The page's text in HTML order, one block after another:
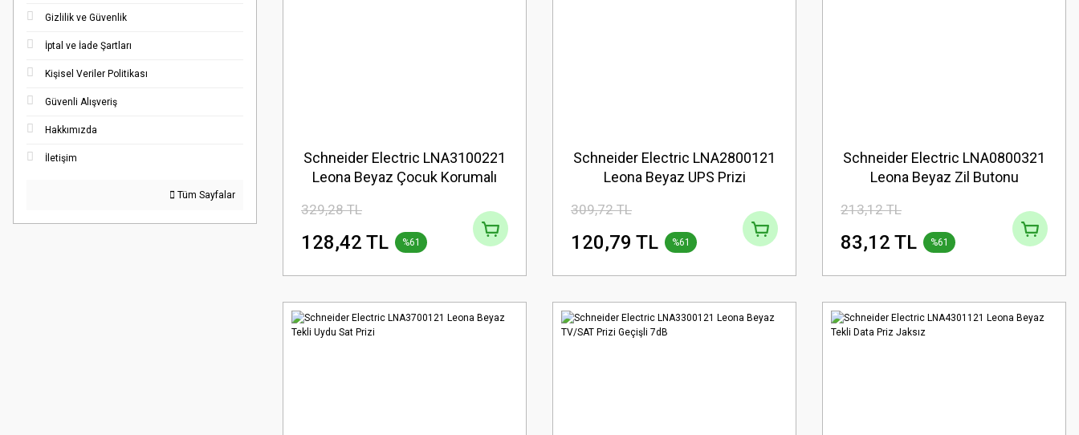
Gizlilik ve Güvenlik
İptal ve İade Şartları
Kişisel Veriler Politikası
Güvenli Alışveriş
Hakkımızda
İletişim
Tüm Sayfalar
Schneider Electric LNA3100221
Leona Beyaz Çocuk Korumalı
329,28 TL
128,42 TL %61
Schneider Electric LNA2800121
Leona Beyaz UPS Prizi
309,72 TL
120,79 TL %61
Schneider Electric LNA0800321
Leona Beyaz Zil Butonu
213,12 TL
83,12 TL %61